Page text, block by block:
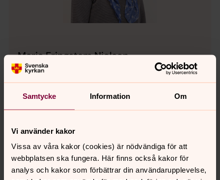
Samtycke Information Om
Vi använder kakor
Vissa av våra kakor (cookies) är nödvändiga för att
webbplatsen ska fungera. Här finns också kakor för
analys och kakor som förbättrar din användarupplevelse,
Maria Eringstam Nielsen
Kyrkomusiker, Maria församling, Svenska kyrkan
Direkt:042-18 90 77SMS:073-020 03 93
E-post:Maria.EringstamNielsen@svenskakyrkan.se
Senast ändrad 20 oktober 2023